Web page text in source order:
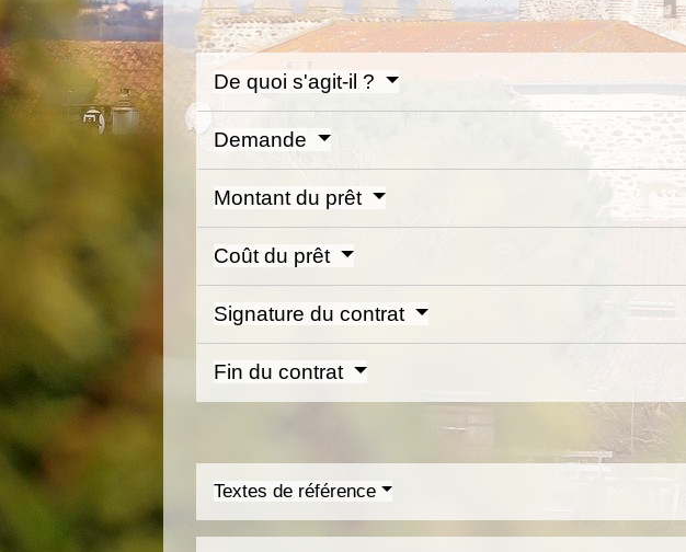
De quoi s'agit-il ?
Demande
Montant du prêt
Coût du prêt
Signature du contrat
Fin du contrat
Textes de référence